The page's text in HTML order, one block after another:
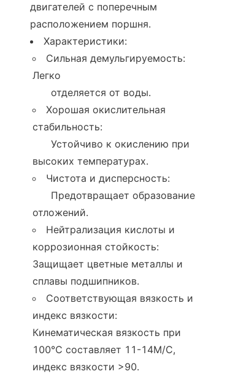
двигателей с поперечным
расположением поршня.
Характеристики:
Сильная демульгируемость:
Легко
      отделяется от воды.
Хорошая окислительная
стабильность:
высоких температурах.
Чистота и дисперсность:
отложений.
Нейтрализация кислоты и
коррозионная стойкость:
Защищает цветные металлы и
сплавы подшипников.
Соответствующая вязкость и
индекс вязкости:
Кинематическая вязкость при
100℃ составляет 11-14М/С,
индекс вязкости >90.